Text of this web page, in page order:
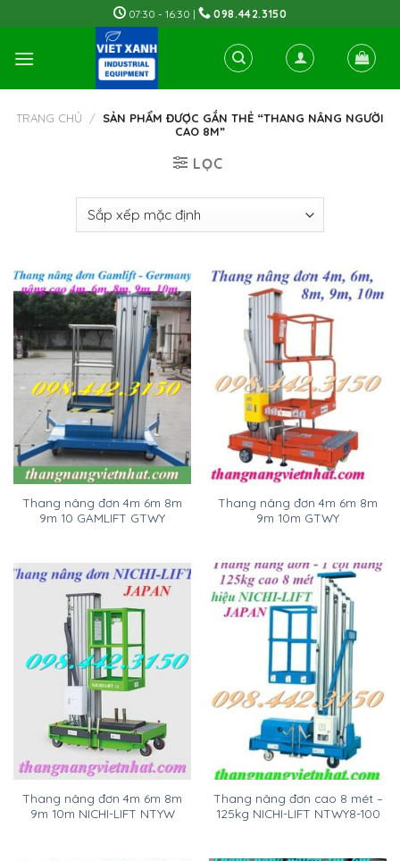
to
content
07:30 - 16:30 | 098.442.3150
TRANG CHỦ / SẢN PHẨM ĐƯỢC GẮN THẺ “THANG NÂNG NGƯỜI
CAO 8M”
LỌC
Thang nâng đơn 4m 6m 8m
9m 10 GAMLIFT GTWY
Thang nâng đơn 4m 6m 8m
9m 10m GTWY
Thang nâng đơn 4m 6m 8m
9m 10m NICHI-LIFT NTYW
Thang nâng đơn cao 8 mét –
125kg NICHI-LIFT NTWY8-100